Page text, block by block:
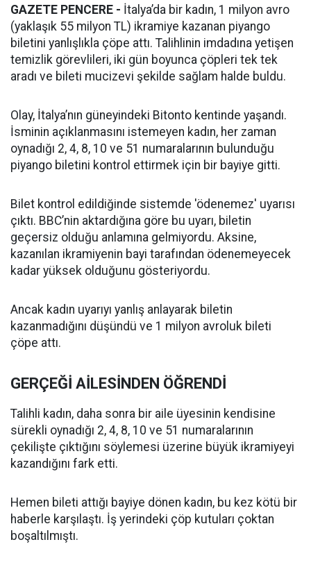
GAZETE PENCERE - İtalya’da bir kadın, 1 milyon avro
(yaklaşık 55 milyon TL) ikramiye kazanan piyango
biletini yanlışlıkla çöpe attı. Talihlinin imdadına yetişen
temizlik görevlileri, iki gün boyunca çöpleri tek tek
aradı ve bileti mucizevi şekilde sağlam halde buldu.
Olay, İtalya’nın güneyindeki Bitonto kentinde yaşandı.
İsminin açıklanmasını istemeyen kadın, her zaman
oynadığı 2, 4, 8, 10 ve 51 numaralarının bulunduğu
piyango biletini kontrol ettirmek için bir bayiye gitti.
Bilet kontrol edildiğinde sistemde 'ödenemez' uyarısı
çıktı. BBC’nin aktardığına göre bu uyarı, biletin
geçersiz olduğu anlamına gelmiyordu. Aksine,
kazanılan ikramiyenin bayi tarafından ödenemeyecek
kadar yüksek olduğunu gösteriyordu.
Ancak kadın uyarıyı yanlış anlayarak biletin
kazanmadığını düşündü ve 1 milyon avroluk bileti
çöpe attı.
GERÇEĞİ AİLESİNDEN ÖĞRENDİ
Talihli kadın, daha sonra bir aile üyesinin kendisine
sürekli oynadığı 2, 4, 8, 10 ve 51 numaralarının
çekilişte çıktığını söylemesi üzerine büyük ikramiyeyi
kazandığını fark etti.
Hemen bileti attığı bayiye dönen kadın, bu kez kötü bir
haberle karşılaştı. İş yerindeki çöp kutuları çoktan
boşaltılmıştı.